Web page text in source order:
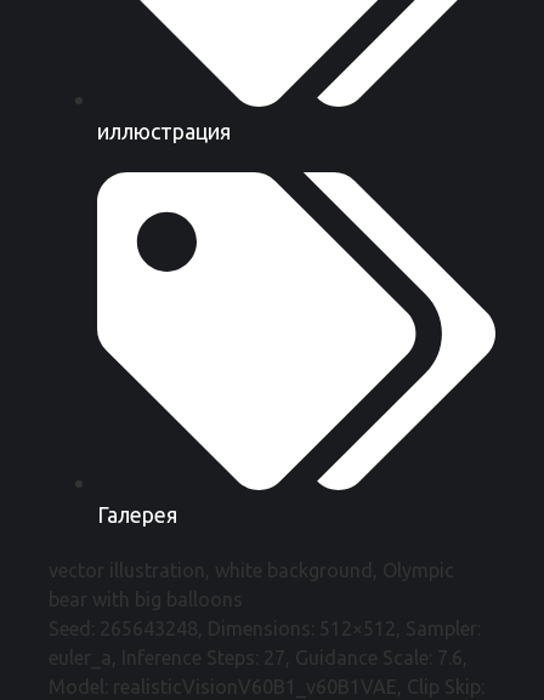
иллюстрация
Галерея
vector illustration, white background, Olympic
bear with big balloons
Seed: 265643248, Dimensions: 512×512, Sampler:
euler_a, Inference Steps: 27, Guidance Scale: 7.6,
Model: realisticVisionV60B1_v60B1VAE, Clip Skip: